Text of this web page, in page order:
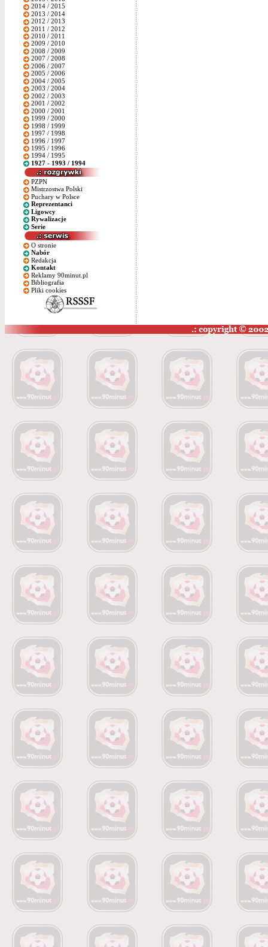
2014 / 2015
2013 / 2014
2012 / 2013
2011 / 2012
2010 / 2011
2009 / 2010
2008 / 2009
2007 / 2008
2006 / 2007
2005 / 2006
2004 / 2005
2003 / 2004
2002 / 2003
2001 / 2002
2000 / 2001
1999 / 2000
1998 / 1999
1997 / 1998
1996 / 1997
1995 / 1996
1994 / 1995
1927 - 1993 / 1994
PZPN
Mistrzostwa Polski
Puchary w Polsce
Reprezentanci
Ligowcy
Rywalizacje
Serie
O stronie
Nabór
Redakcja
Kontakt
Reklamy 90minut.pl
Bibliografia
Pliki cookies